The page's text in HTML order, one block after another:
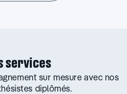
services
sur mesure avec nos
diplômés.